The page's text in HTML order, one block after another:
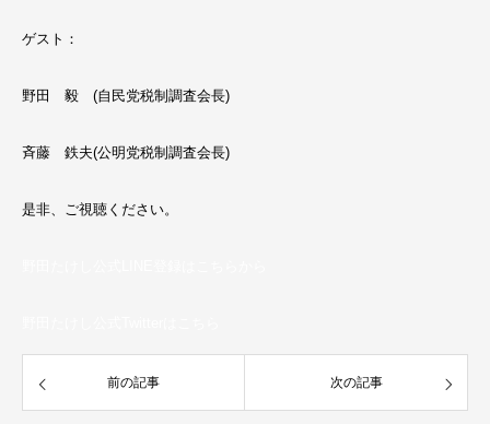
ゲスト：
野田 毅 (自民党税制調査会長)
斉藤 鉄夫(公明党税制調査会長)
是非、ご視聴ください。
前の記事 次の記事